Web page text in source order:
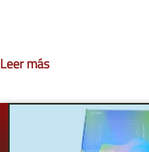
Leer más